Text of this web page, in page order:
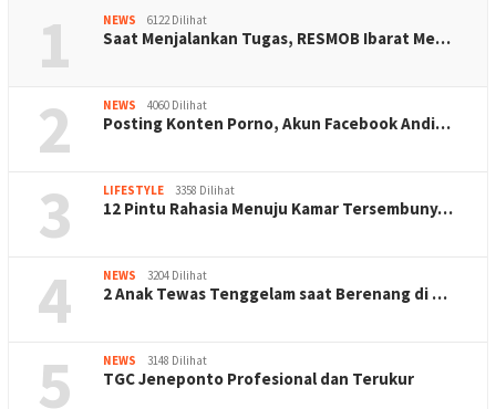
1 NEWS 6122 Dilihat
Saat Menjalankan Tugas, RESMOB Ibarat Me…
2 NEWS 4060 Dilihat
Posting Konten Porno, Akun Facebook Andi…
3 LIFESTYLE 3358 Dilihat
12 Pintu Rahasia Menuju Kamar Tersembuny…
4 NEWS 3204 Dilihat
2 Anak Tewas Tenggelam saat Berenang di …
5 NEWS 3148 Dilihat
TGC Jeneponto Profesional dan Terukur